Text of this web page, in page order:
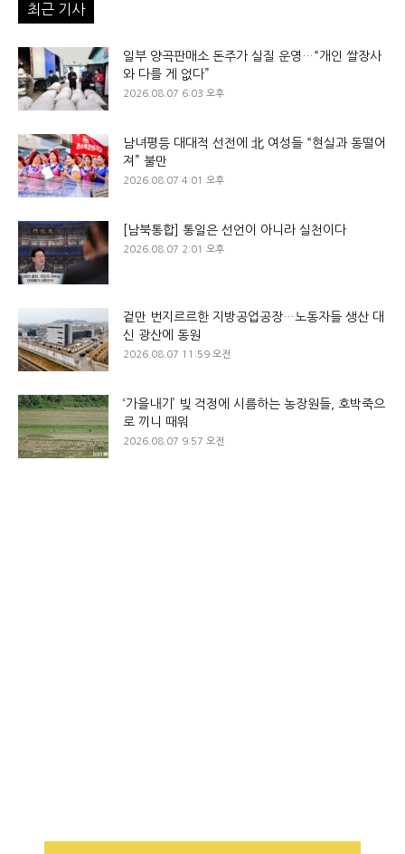
최근 기사
일부 양곡판매소 돈주가 실질 운영…“개인 쌀장사
와 다를 게 없다”
2026.08.07 6:03 오후
남녀평등 대대적 선전에 北 여성들 “현실과 동떨어
져” 불만
2026.08.07 4:01 오후
[남북통합] 통일은 선언이 아니라 실천이다
2026.08.07 2:01 오후
겉만 번지르르한 지방공업공장…노동자들 생산 대
신 광산에 동원
2026.08.07 11:59 오전
‘가을내기’ 빚 걱정에 시름하는 농장원들, 호박죽으
로 끼니 때워
2026.08.07 9:57 오전